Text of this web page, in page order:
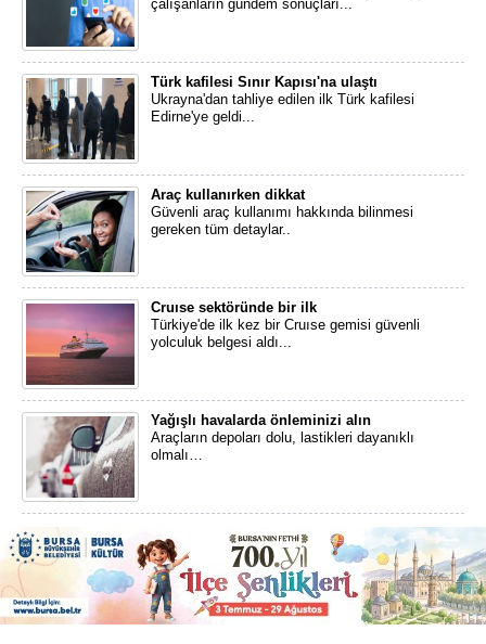
çalışanların gündem sonuçları...
Türk kafilesi Sınır Kapısı'na ulaştı
Ukrayna'dan tahliye edilen ilk Türk kafilesi
Edirne'ye geldi...
Araç kullanırken dikkat
Güvenli araç kullanımı hakkında bilinmesi
gereken tüm detaylar..
Cruıse sektöründe bir ilk
Türkiye'de ilk kez bir Cruıse gemisi güvenli
yolculuk belgesi aldı...
Yağışlı havalarda önleminizi alın
Araçların depoları dolu, lastikleri dayanıklı
olmalı…